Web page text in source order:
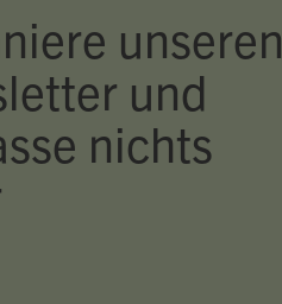
unseren
und
nichts